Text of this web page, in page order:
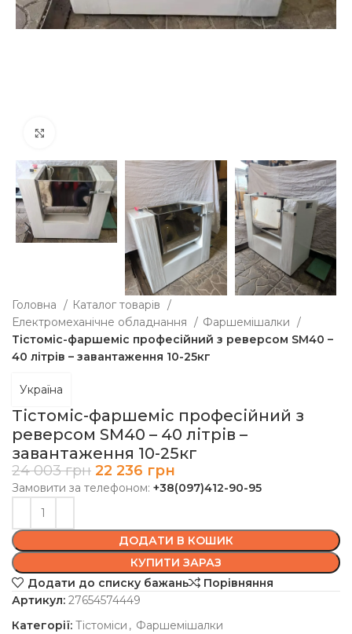
Головна
Каталог товарів
Електромеханічне обладнання
Фаршемішалки
Тістоміс-фаршеміс професійний з реверсом SM40 –
40 літрів – завантаження 10-25кг
Тістоміс-фаршеміс професійний з
реверсом SM40 – 40 літрів –
завантаження 10-25кг
Україна
24 003грн 22 236 грн
Замовити за телефоном: +38(097)412-90-95
ДОДАТИ В КОШИК
КУПИТИ ЗАРАЗ
Додати до списку бажань
Порівняння
Артикул: 27654574449
Категорії: Тістоміси , Фаршемішалки